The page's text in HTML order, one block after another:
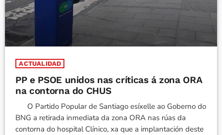
ACTUALIDAD
PP e PSOE unidos nas críticas á zona ORA
na contorna do CHUS
O Partido Popular de Santiago esíxelle ao Goberno do
BNG a retirada inmediata da zona ORA nas rúas da
contorna do hospital Clínico, xa que a implantación deste